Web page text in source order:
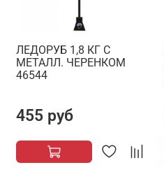
ЛЕДОРУБ 1,8 КГ С
МЕТАЛЛ. ЧЕРЕНКОМ
46544
455 руб